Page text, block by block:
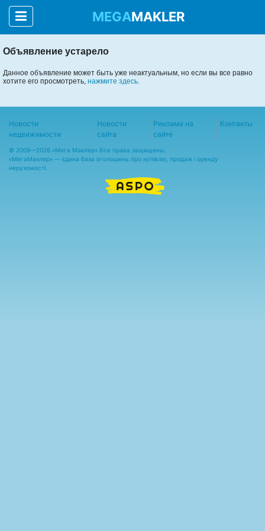
MEGAMAKLER
Объявление устарело
Данное объявление может быть уже неактуальным, но если вы все равно
хотите его просмотреть, нажмите здесь.
Новости
недвижимости
Новости
сайта
Реклама на
сайте
Контакты
© 2009—2026 «Мега Маклер» Все права защищены.
«МегаМаклер» — єдина база оголошень про купівлю, продаж і оренду
нерухомості.